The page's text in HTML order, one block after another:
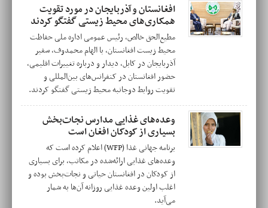
افغانستان و آذربایجان در مورد تقویت
همکاری‌های محیط زیستی گفتگو کردند
مطیع‌الحق خالص، رئیس عمومی اداره ملی حفاظت
محیط زیست افغانستان، با الهام محمدوف، سفیر
آذربایجان در کابل، دیدار و درباره تغییرات اقلیمی،
حضور افغانستان در کنفرانس‌های بین‌المللی و
تقویت روابط دوجانبه محیط زیستی گفتگو کردند.
وعده‌های غذایی مدارس نجات‌بخش
بسیاری از کودکان افغان است
برنامه جهانی غذا (WFP) اعلام کرده است که
وعده‌های غذایی ارائه‌شده در مکاتب، برای بسیاری
از کودکان در افغانستان حیاتی و نجات‌بخش بوده و
اغلب اولین وعده غذایی روزانه آن‌ها به شمار
می‌آید.